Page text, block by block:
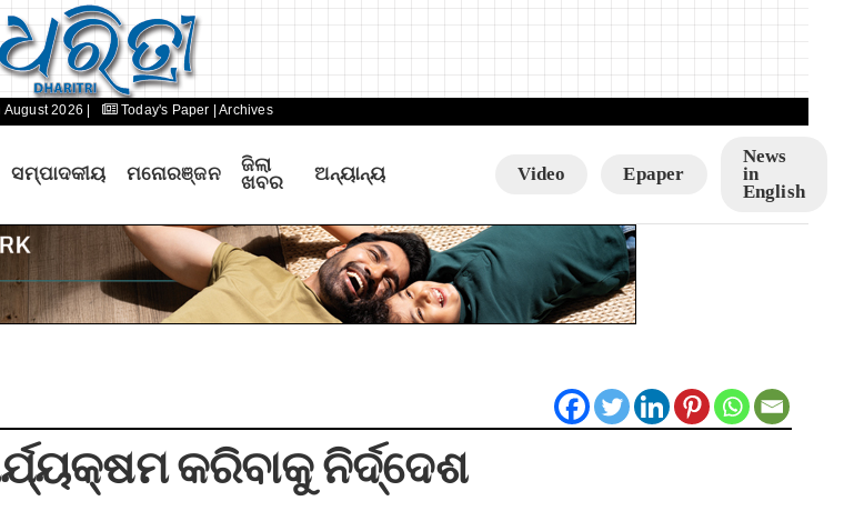
2026 | Today's Paper | Archives
ସମ୍ପାଦକୀୟ ମନୋରଞ୍ଜନ
ଜିଲା
ଖବର
ଅନ୍ୟାନ୍ୟ Video Epaper
News
in
English
କରିବାକୁ ନିର୍ଦ୍ଦେଶ